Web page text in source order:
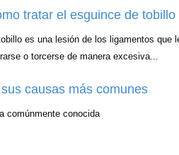
tratar el esguince de tobillo
es una lesión de los ligamentos que
o torcerse de manera excesiva...
causas más comunes
comúnmente conocida